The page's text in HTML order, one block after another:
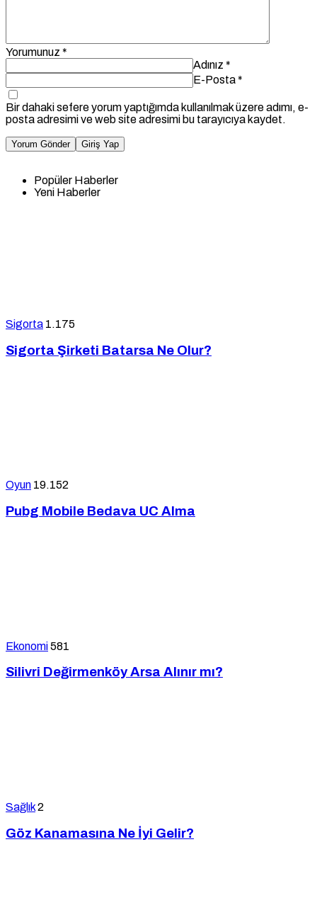
Yorumunuz *
Adınız *
E-Posta*
Bir dahaki sefere yorum yaptığımda kullanılmak üzere adımı, e-
posta adresimi ve web site adresimi bu tarayıcıya kaydet.
Yorum Gönder Giriş Yap
Popüler Haberler
Yeni Haberler
Sigorta 1.175
Sigorta Şirketi Batarsa Ne Olur?
Oyun 19.152
Pubg Mobile Bedava UC Alma
Ekonomi581
Silivri Değirmenköy Arsa Alınır mı?
Sağlık2
Göz Kanamasına Ne İyi Gelir?